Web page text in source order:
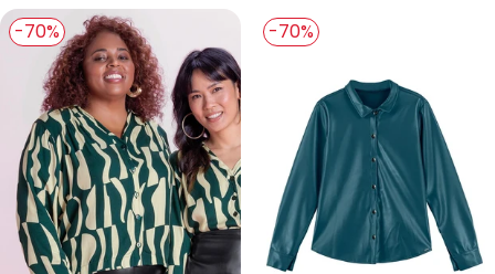
-70%
-70%